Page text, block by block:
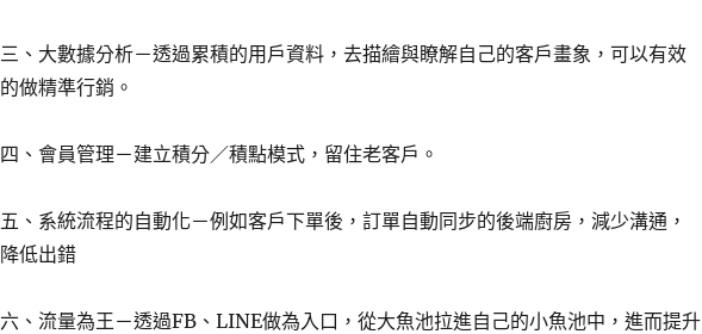
三、大數據分析－透過累積的用戶資料，去描繪與瞭解自己的客戶畫象，可以有效
的做精準行銷。
四、會員管理－建立積分／積點模式，留住老客戶。
五、系統流程的自動化－例如客戶下單後，訂單自動同步的後端廚房，減少溝通，
降低出錯
六、流量為王－透過FB、LINE做為入口，從大魚池拉進自己的小魚池中，進而提升